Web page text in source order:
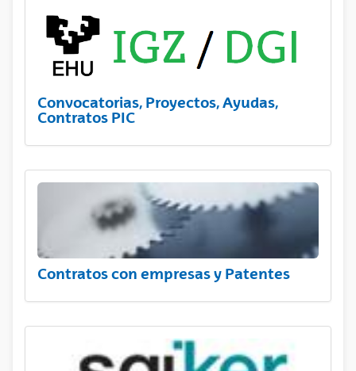
Convocatorias, Proyectos, Ayudas,
Contratos PIC
Contratos con empresas y Patentes